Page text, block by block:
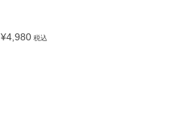
¥4,980 税込